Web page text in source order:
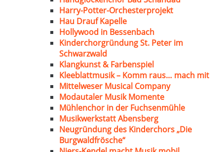
Harry-Potter-Orchesterprojekt
Hau Drauf Kapelle
Hollywood in Bessenbach
Kinderchorgründung St. Peter im
Schwarzwald
Klangkunst & Farbenspiel
Kleeblattmusik – Komm raus… mach mit
Mittelweser Musical Company
Modautaler Musik Momente
Mühlenchor in der Fuchsenmühle
Musikwerkstatt Abensberg
Neugründung des Kinderchors „Die
Burgwaldfrösche“